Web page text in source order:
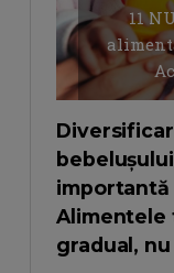
11
importantă
Alimentele
gradual,